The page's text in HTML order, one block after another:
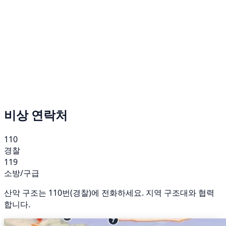
비상 연락처
110
경찰
119
소방/구급
산악 구조는 110번(경찰)에 전화하세요. 지역 구조대와 협력
합니다.